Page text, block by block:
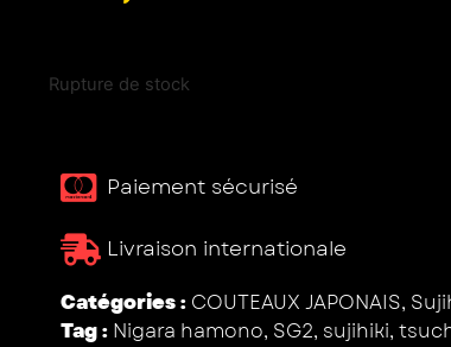
Rupture de stock
Paiement sécurisé ​
Livraison internationale
Catégories : COUTEAUX JAPONAIS,
Tag : Nigara hamono, SG2, sujihiki,